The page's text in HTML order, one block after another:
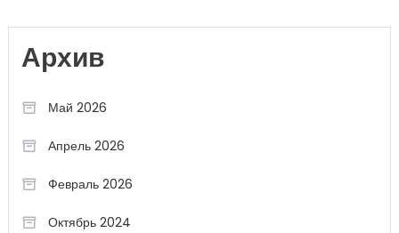
Архив
Май 2026
Апрель 2026
Февраль 2026
Октябрь 2024